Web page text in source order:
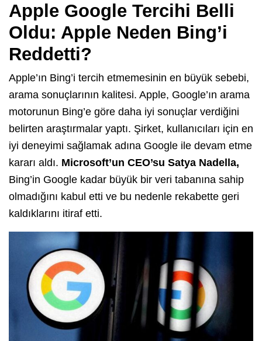
Apple Google Tercihi Belli
Oldu: Apple Neden Bing’i
Reddetti?
Apple’ın Bing’i tercih etmemesinin en büyük sebebi,
arama sonuçlarının kalitesi. Apple, Google’ın arama
motorunun Bing’e göre daha iyi sonuçlar verdiğini
belirten araştırmalar yaptı. Şirket, kullanıcıları için en
iyi deneyimi sağlamak adına Google ile devam etme
kararı aldı. Microsoft’un CEO’su Satya Nadella,
Bing’in Google kadar büyük bir veri tabanına sahip
olmadığını kabul etti ve bu nedenle rekabette geri
kaldıklarını itiraf etti.